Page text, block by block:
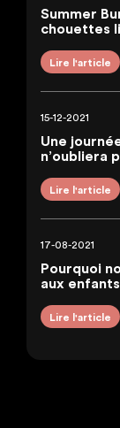
Summer
chouettes
Lire l'article
15-12-2021
Une
n’oubliera
Lire l'article
17-08-2021
Pourquoi
aux
Lire l'article